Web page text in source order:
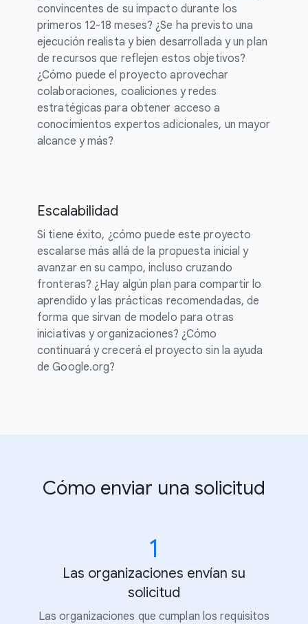
convincentes de su impacto durante los
primeros 12-18 meses? ¿Se ha previsto una
ejecución realista y bien desarrollada y un plan
de recursos que reflejen estos objetivos?
¿Cómo puede el proyecto aprovechar
colaboraciones, coaliciones y redes
estratégicas para obtener acceso a
conocimientos expertos adicionales, un mayor
alcance y más?
Escalabilidad
Si tiene éxito, ¿cómo puede este proyecto
escalarse más allá de la propuesta inicial y
avanzar en su campo, incluso cruzando
fronteras? ¿Hay algún plan para compartir lo
aprendido y las prácticas recomendadas, de
forma que sirvan de modelo para otras
iniciativas y organizaciones? ¿Cómo
continuará y crecerá el proyecto sin la ayuda
de Google.org?
Cómo enviar una solicitud
1
Las organizaciones envían su
solicitud
Las organizaciones que cumplan los requisitos